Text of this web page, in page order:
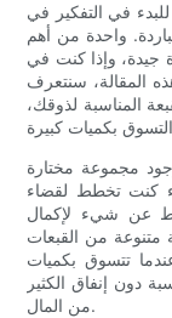
في التفكير في
واحدة من أهم
جيدة، وإذا كنت في
المقالة، سنتعرف
المناسبة لذوقك،
مجموعة مختارة
كنت تخطط لقضاء
عن شيء لإكمال
من القبعات
تتسوق بكميات
دون إنفاق الكثير
من المال.